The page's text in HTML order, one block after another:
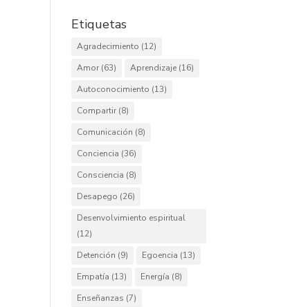
Etiquetas
Agradecimiento (12)
Amor (63) Aprendizaje (16)
Autoconocimiento (13)
Compartir (8)
Comunicación (8)
Conciencia (36)
Consciencia (8)
Desapego (26)
Desenvolvimiento espiritual
(12)
Detención (9) Egoencia (13)
Empatía (13) Energía (8)
Enseñanzas (7)